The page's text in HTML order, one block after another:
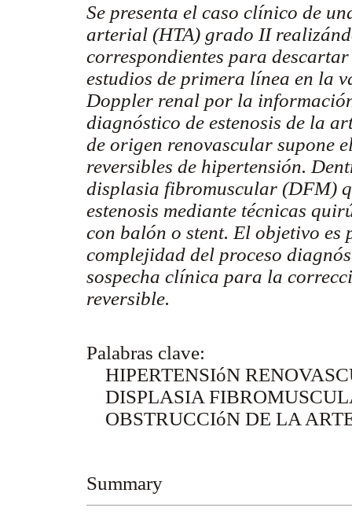
Se presenta el caso clínico de
arterial (HTA) grado II
correspondientes para
estudios de primera línea en la
Doppler renal por la
diagnóstico de estenosis de la
de origen renovascular supone
reversibles de hipertensión.
displasia fibromuscular (DFM)
estenosis mediante técnicas
con balón o stent. El objetivo
complejidad del proceso
sospecha clínica para la
reversible.
Palabras clave:
HIPERTENSIóN
DISPLASIA
OBSTRUCCIóN DE LA
Summary